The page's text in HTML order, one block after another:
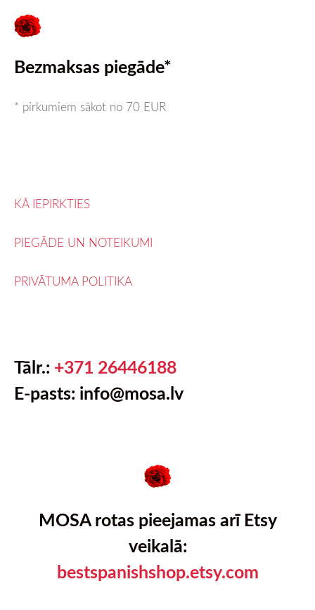
Bezmaksas piegāde*
* pirkumiem sākot no 70 EUR
KĀ IEPIRKTIES
PIEGĀDE UN NOTEIKUMI
PRIVĀTUMA POLITIKA
Tālr.: +371 26446188
E-pasts: info@mosa.lv
MOSA rotas pieejamas arī Etsy
veikalā:
bestspanishshop.etsy.com